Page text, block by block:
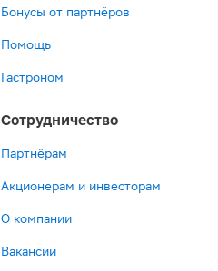
Бонусы от партнёров
Помощь
Гастроном
Сотрудничество
Партнёрам
Акционерам и инвесторам
О компании
Вакансии